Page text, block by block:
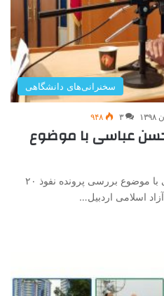
سخنرانی‌های دانشگاهی
۳ ۹۴۸
حسن عباسی با موضوع
دانلود سخنرانی استاد حسن عباسی با موضوع بررسی پرونده نفوذ ۲۰